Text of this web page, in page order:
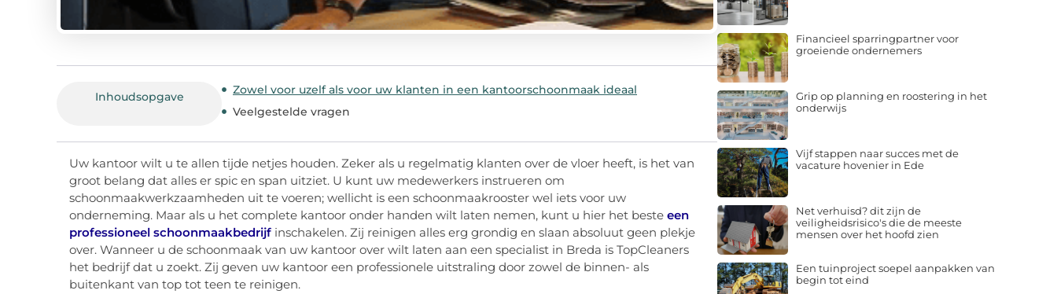
Inhoudsopgave
Zowel voor uzelf als voor uw klanten in een kantoorschoonmaak ideaal
Veelgestelde vragen
Uw kantoor wilt u te allen tijde netjes houden. Zeker als u regelmatig klanten over de vloer heeft, is het van
groot belang dat alles er spic en span uitziet. U kunt uw medewerkers instrueren om
schoonmaakwerkzaamheden uit te voeren; wellicht is een schoonmaakrooster wel iets voor uw
onderneming. Maar als u het complete kantoor onder handen wilt laten nemen, kunt u hier het beste een
professioneel schoonmaakbedrijf inschakelen. Zij reinigen alles erg grondig en slaan absoluut geen plekje
over. Wanneer u de schoonmaak van uw kantoor over wilt laten aan een specialist in Breda is TopCleaners
het bedrijf dat u zoekt. Zij geven uw kantoor een professionele uitstraling door zowel de binnen- als
buitenkant van top tot teen te reinigen.
Financieel sparringpartner voor
groeiende ondernemers
Grip op planning en roostering in het
onderwijs
Vijf stappen naar succes met de
vacature hovenier in Ede
Net verhuisd? dit zijn de
veiligheidsrisico's die de meeste
mensen over het hoofd zien
Een tuinproject soepel aanpakken van
begin tot eind